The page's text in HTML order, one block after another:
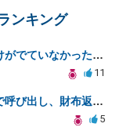
ンキング
自首するも被害届けがでていなかった場合
11
警察から窃盗の件で呼び出し、財布返却で自首すべきか？
5